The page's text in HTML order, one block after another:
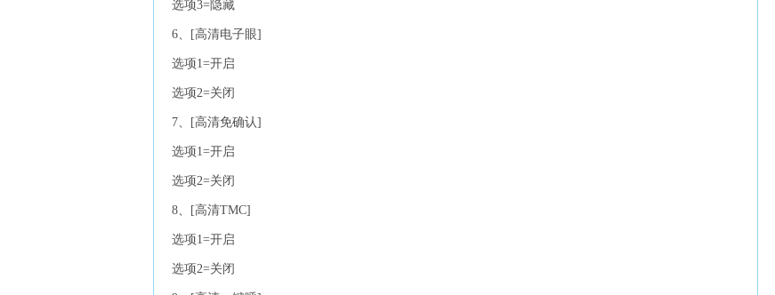
选项3=隐藏
6、[高清电子眼]
选项1=开启
选项2=关闭
7、[高清免确认]
选项1=开启
选项2=关闭
8、[高清TMC]
选项1=开启
选项2=关闭